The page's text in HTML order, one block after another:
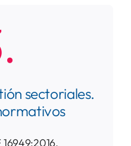
sectoriales.